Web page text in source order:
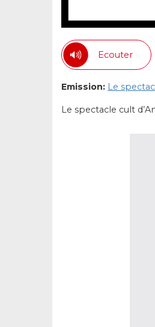
Ecouter
Emission: Le
Le spectacle cult